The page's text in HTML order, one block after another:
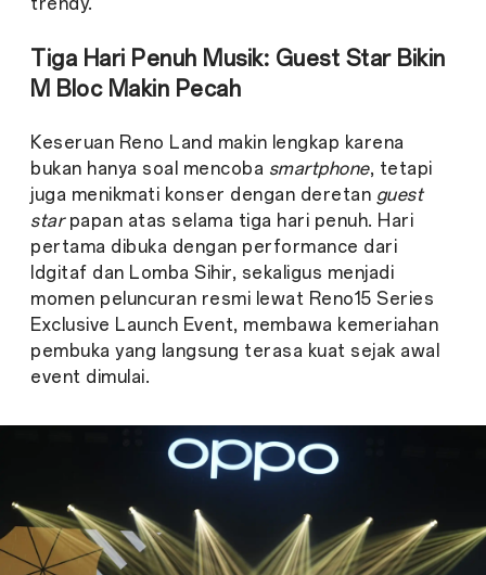
Tiga Hari Penuh Musik: Guest Star Bikin
M Bloc Makin Pecah
Keseruan Reno Land makin lengkap karena
bukan hanya soal mencoba smartphone, tetapi
juga menikmati konser dengan deretan guest
starpapan atas selama tiga hari penuh. Hari
pertama dibuka dengan performance dari
Idgitaf dan Lomba Sihir, sekaligus menjadi
momen peluncuran resmi lewat Reno15 Series
Exclusive Launch Event, membawa kemeriahan
pembuka yang langsung terasa kuat sejak awal
event dimulai.